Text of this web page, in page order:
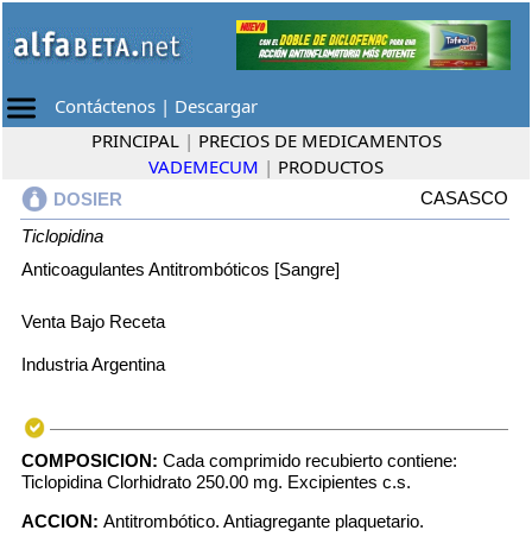
Contáctenos | Descargar
PRINCIPAL | PRECIOS DE MEDICAMENTOS
VADEMECUM | PRODUCTOS
DOSIER
CASASCO
Ticlopidina
Anticoagulantes Antitrombóticos [Sangre]
Venta Bajo Receta
Industria Argentina
COMPOSICION: Cada comprimido recubierto contiene:
Ticlopidina Clorhidrato 250.00 mg. Excipientes c.s.
ACCION: Antitrombótico. Antiagregante plaquetario.